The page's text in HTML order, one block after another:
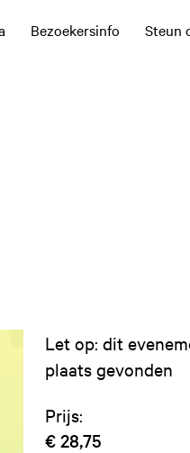
Bezoekersinfo Steun
Let op: dit
plaats gevonden
Prijs:
€ 28,75